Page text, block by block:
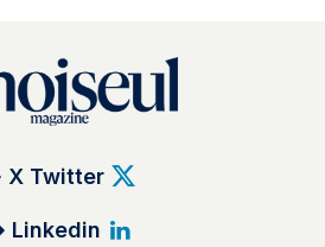
X Twitter
Linkedin